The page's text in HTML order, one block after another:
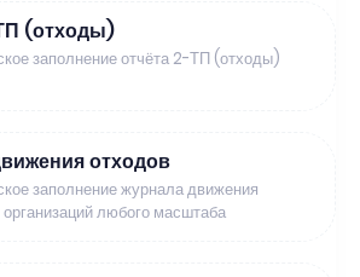
(отходы)
заполнение отчёта 2-ТП (отходы)
отходов
заполнение журнала движения
любого масштаба